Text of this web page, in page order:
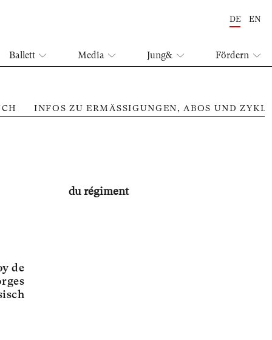
DE EN
Ballett Media Jung& Fördern
INFOS ZU ERMÄSSIGUNGEN, ABOS UND
du régiment
de